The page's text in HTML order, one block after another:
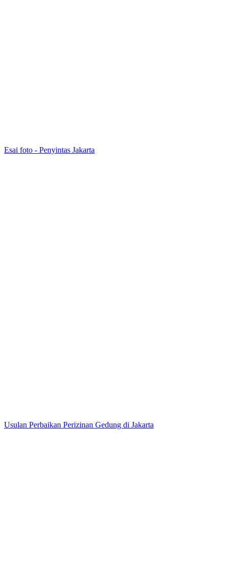
Esai foto - Penyintas Jakarta
Usulan Perbaikan Perizinan Gedung di Jakarta